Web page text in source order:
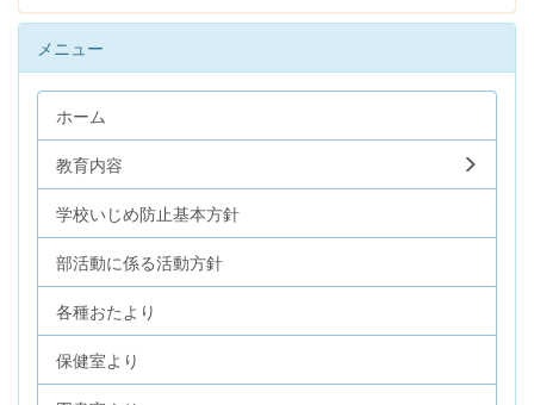
メニュー
ホーム
教育内容
学校いじめ防止基本方針
部活動に係る活動方針
各種おたより
保健室より